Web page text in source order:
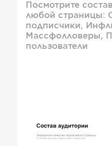
Посмотрите
любой страницы:
подписчики,
Массфолловеры,
пользователи